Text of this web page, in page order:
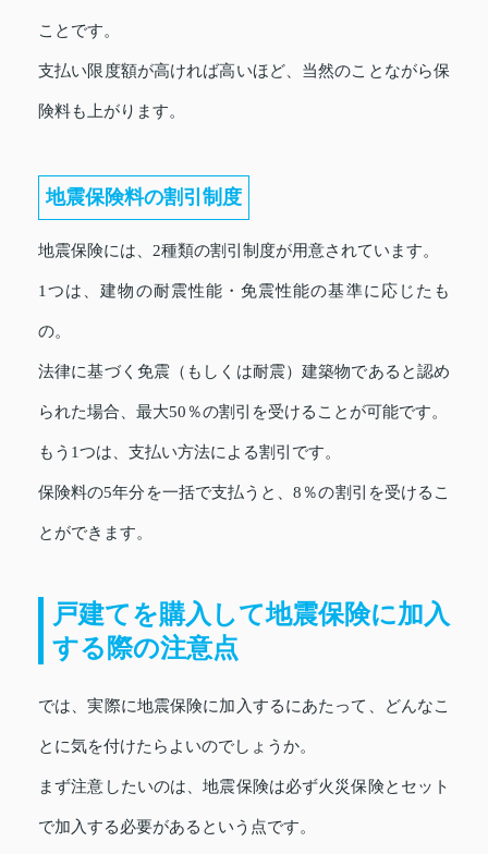
ことです。
支払い限度額が高ければ高いほど、当然のことながら保
険料も上がります。
地震保険料の割引制度
地震保険には、2種類の割引制度が用意されています。
1つは、建物の耐震性能・免震性能の基準に応じたも
の。
法律に基づく免震（もしくは耐震）建築物であると認め
られた場合、最大50％の割引を受けることが可能です。
もう1つは、支払い方法による割引です。
保険料の5年分を一括で支払うと、8％の割引を受けるこ
とができます。
戸建てを購入して地震保険に加入
する際の注意点
では、実際に地震保険に加入するにあたって、どんなこ
とに気を付けたらよいのでしょうか。
まず注意したいのは、地震保険は必ず火災保険とセット
で加入する必要があるという点です。